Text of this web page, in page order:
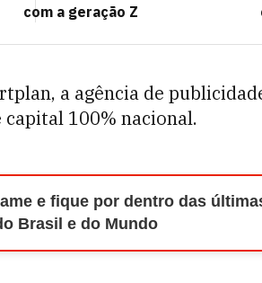
com a geração Z
a agência de
capital 100% nacional.
e fique por dentro das
Brasil e do Mundo